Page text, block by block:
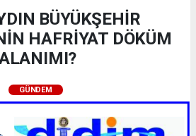
BÜYÜKŞEHİR
HAFRİYAT DÖKÜM
GÜNDEM